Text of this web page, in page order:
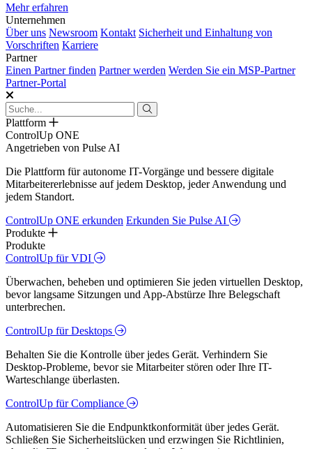
Mehr erfahren
Unternehmen
Über uns Newsroom Kontakt Sicherheit und Einhaltung von
Vorschriften Karriere
Partner
Einen Partner finden Partner werden Werden Sie ein MSP-Partner
Partner-Portal
Plattform
ControlUp ONE
Angetrieben von Pulse AI
Die Plattform für autonome IT-Vorgänge und bessere digitale
Mitarbeitererlebnisse auf jedem Desktop, jeder Anwendung und
jedem Standort.
ControlUp ONE erkunden Erkunden Sie Pulse AI
Produkte
Produkte
ControlUp für VDI
Überwachen, beheben und optimieren Sie jeden virtuellen Desktop,
bevor langsame Sitzungen und App-Abstürze Ihre Belegschaft
unterbrechen.
ControlUp für Desktops
Behalten Sie die Kontrolle über jedes Gerät. Verhindern Sie
Desktop-Probleme, bevor sie Mitarbeiter stören oder Ihre IT-
Warteschlange überlasten.
ControlUp für Compliance
Automatisieren Sie die Endpunktkonformität über jedes Gerät.
Schließen Sie Sicherheitslücken und erzwingen Sie Richtlinien,